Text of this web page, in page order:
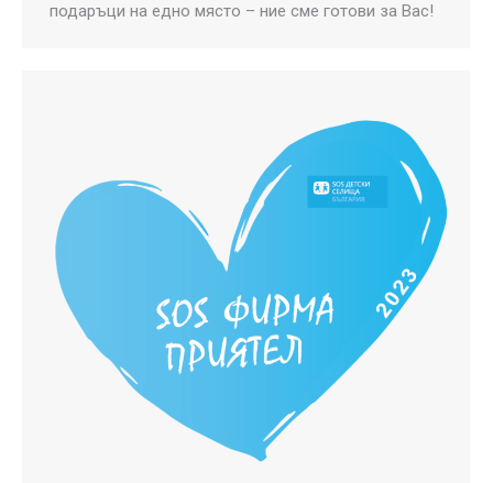
подаръци на едно място – ние сме готови за Вас!